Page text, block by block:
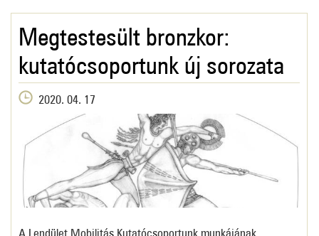
Megtestesült bronzkor:
kutatócsoportunk új sorozata
2020. 04. 17
A Lendület Mobilitás Kutatócsoportunk munkájának